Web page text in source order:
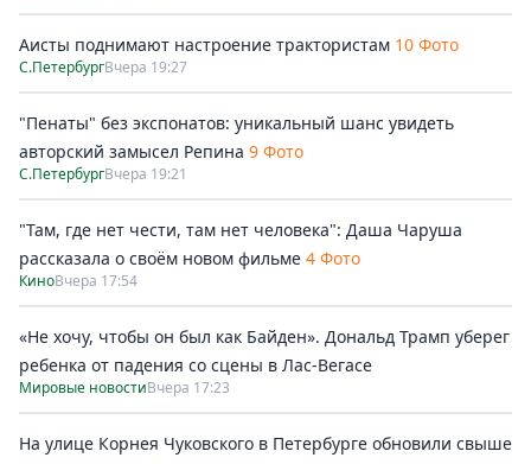
Аисты поднимают настроение трактористам 10 Фото
С.ПетербургВчера 19:27
"Пенаты" без экспонатов: уникальный шанс увидеть
авторский замысел Репина 9 Фото
С.ПетербургВчера 19:21
"Там, где нет чести, там нет человека": Даша Чаруша
рассказала о своём новом фильме 4 Фото
КиноВчера 17:54
«Не хочу, чтобы он был как Байден». Дональд Трамп уберег
ребенка от падения со сцены в Лас-Вегасе
Мировые новостиВчера 17:23
На улице Корнея Чуковского в Петербурге обновили свыше